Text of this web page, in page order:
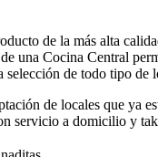
de la más alta
una Cocina Central
de todo tipo de
de locales que
servicio a domicilio y